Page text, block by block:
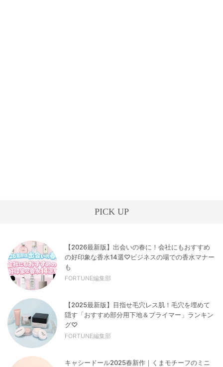
PICK UP
【2026最新版】出会いの春に！会社にもおすすめ
の好印象な香水14選♡ビジネスの場での香水マナー
も
FORTUNE編集部
【2025最新版】目指せ毛穴レス肌！毛穴を埋めて
隠す「おすすめ部分用下地＆プライマー」ランキン
グ♡
FORTUNE編集部
キャシードール2025春新作｜くまモチーフのミニ